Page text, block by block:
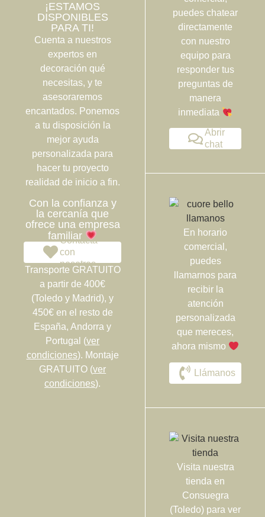
¡ESTAMOS
DISPONIBLES
PARA TI!
Cuenta a nuestros
expertos en
decoración qué
necesitas, y te
asesoraremos
encantados. Ponemos
a tu disposición la
mejor ayuda
personalizada para
hacer tu proyecto
realidad de inicio a fin.
Con la confianza y
la cercanía que
ofrece una empresa
familiar
Contacta
con
nosotros
Transporte GRATUITO
a partir de 400€
(Toledo y Madrid), y
450€ en el resto de
España, Andorra y
Portugal (ver
condiciones). Montaje
GRATUITO (ver
condiciones).
puedes chatear
directamente
con nuestro
equipo para
responder tus
preguntas de
manera
inmediata
Abrir
chat
En horario
comercial,
puedes
llamarnos para
recibir la
atención
personalizada
que mereces,
ahora mismo
Llámanos
Visita nuestra
tienda en
Consuegra
(Toledo) para ver